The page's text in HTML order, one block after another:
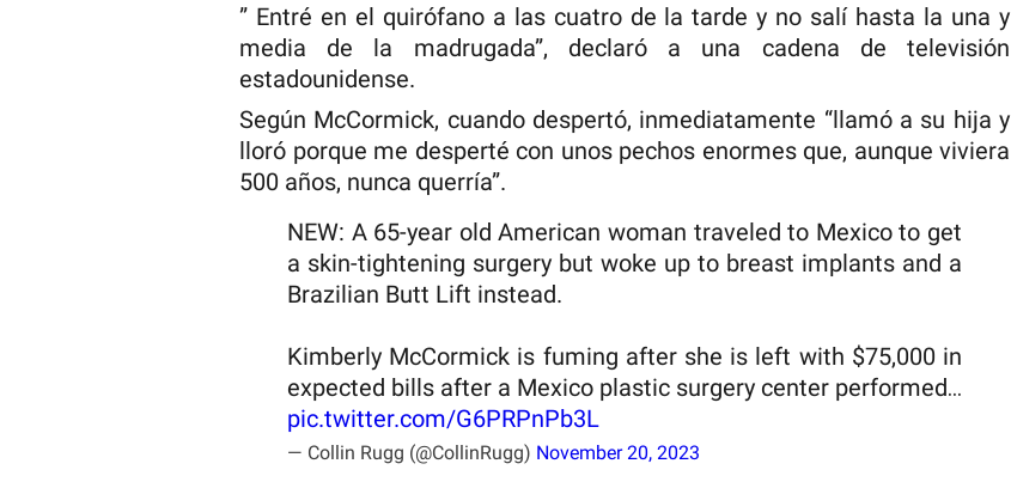
” Entré en el quirófano a las cuatro de la tarde y no salí hasta la una y
media de la madrugada”, declaró a una cadena de televisión
estadounidense.
Según McCormick, cuando despertó, inmediatamente “llamó a su hija y
lloró porque me desperté con unos pechos enormes que, aunque viviera
500 años, nunca querría”.
NEW: A 65-year old American woman traveled to Mexico to get
a skin-tightening surgery but woke up to breast implants and a
Brazilian Butt Lift instead.
Kimberly McCormick is fuming after she is left with $75,000 in
expected bills after a Mexico plastic surgery center performed…
pic.twitter.com/G6PRPnPb3L
— Collin Rugg (@CollinRugg) November 20, 2023